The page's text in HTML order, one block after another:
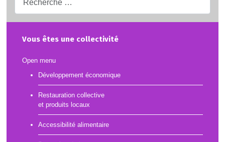
Vous êtes une collectivité
Open menu
Développement économique
Restauration collective
et produits locaux
Accessibilité alimentaire